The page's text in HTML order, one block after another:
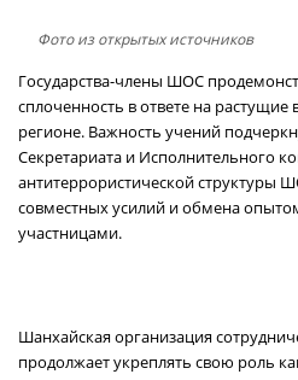
Фото из открытых источников
Государства-члены ШОС
сплоченность в ответе на растущие
регионе. Важность учений
Секретариата и Исполнительного
антитеррористической структуры
совместных усилий и обмена
участницами.
Шанхайская организация
продолжает укреплять свою роль